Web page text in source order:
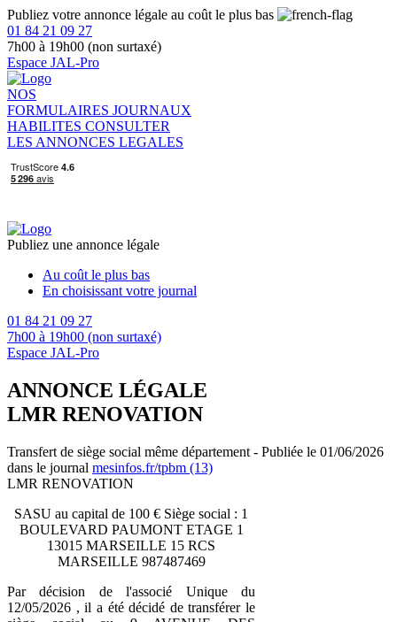
Publiez votre annonce légale au coût le plus bas
01 84 21 09 27
7h00 à 19h00 (non surtaxé)
Espace JAL-Pro
NOS
FORMULAIRES JOURNAUX
HABILITES CONSULTER
LES ANNONCES LEGALES
Publiez une annonce légale
Au coût le plus bas
En choisissant votre journal
01 84 21 09 27
7h00 à 19h00 (non surtaxé)
Espace JAL-Pro
ANNONCE LÉGALE
LMR RENOVATION
Transfert de siège social même département - Publiée le 01/06/2026
dans le journal mesinfos.fr/tpbm (13)
LMR RENOVATION
SASU au capital de 100 € Siège social : 1
BOULEVARD PAUMONT ETAGE 1
13015 MARSEILLE 15 RCS
MARSEILLE 987487469
Par décision de l'associé Unique du
12/05/2026 , il a été décidé de transférer le